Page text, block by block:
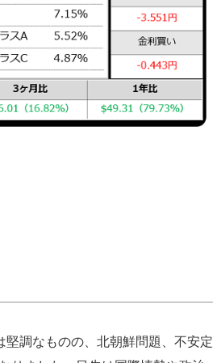
調なものの、北朝鮮問題、不安定